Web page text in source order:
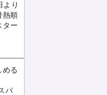
より
熱順
ター
める
パ